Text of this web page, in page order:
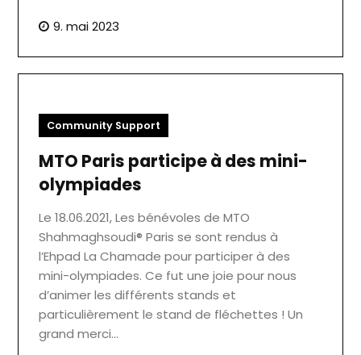
9. mai 2023
Community Support
MTO Paris participe à des mini-
olympiades
Le 18.06.2021, Les bénévoles de MTO
Shahmaghsoudi® Paris se sont rendus à
l’Ehpad La Chamade pour participer à des
mini-olympiades. Ce fut une joie pour nous
d’animer les différents stands et
particulièrement le stand de fléchettes ! Un
grand merci…